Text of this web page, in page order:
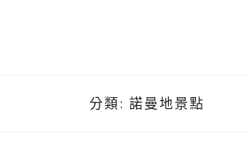
分類: 諾曼地景點